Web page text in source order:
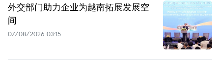
外交部门助力企业为越南拓展发展空
间
07/08/2026 03:15